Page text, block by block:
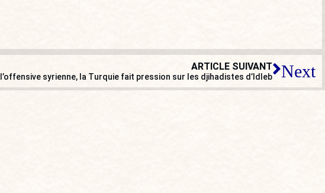
ARTICLE SUIVANT
syrienne, la Turquie fait pression sur les djihadistes d’Idleb Next